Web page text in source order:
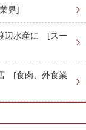
界]
辺水産に [スー
[食肉、外食業